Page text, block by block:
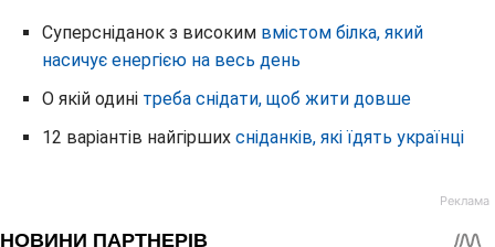
Суперсніданок з високим вмістом білка, який
насичує енергією на весь день
О якій одині треба снідати, щоб жити довше
12 варіантів найгірших сніданків, які їдять українці